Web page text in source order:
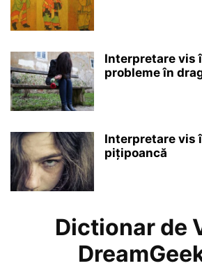
Interpretare vis
probleme în
Interpretare vis
pițipoancă
Dictionar de